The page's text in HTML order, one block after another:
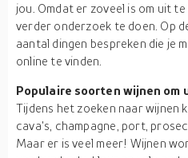
jou. Omdat er zoveel is om uit
verder onderzoek te doen. Op
aantal dingen bespreken die je
online te vinden.
Populaire soorten wijnen om
Tijdens het zoeken naar wijnen
cava's, champagne, port,
Maar er is veel meer! Wijnen